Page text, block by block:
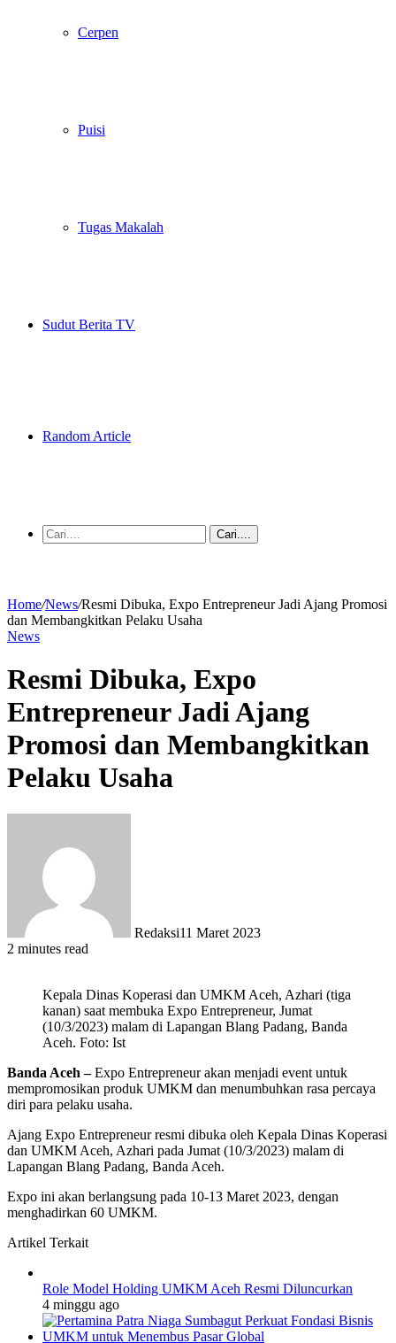
Cerpen
Puisi
Tugas Makalah
Sudut Berita TV
Random Article
Cari....
Home/News/Resmi Dibuka, Expo Entrepreneur Jadi Ajang Promosi
dan Membangkitkan Pelaku Usaha
News
Resmi Dibuka, Expo
Entrepreneur Jadi Ajang
Promosi dan Membangkitkan
Pelaku Usaha
Redaksi11 Maret 2023
2 minutes read
Kepala Dinas Koperasi dan UMKM Aceh, Azhari (tiga
kanan) saat membuka Expo Entrepreneur, Jumat
(10/3/2023) malam di Lapangan Blang Padang, Banda
Aceh. Foto: Ist
Banda Aceh –Expo Entrepreneur akan menjadi event untuk
mempromosikan produk UMKM dan menumbuhkan rasa percaya
diri para pelaku usaha.
Ajang Expo Entrepreneur resmi dibuka oleh Kepala Dinas Koperasi
dan UMKM Aceh, Azhari pada Jumat (10/3/2023) malam di
Lapangan Blang Padang, Banda Aceh.
Expo ini akan berlangsung pada 10-13 Maret 2023, dengan
menghadirkan 60 UMKM.
Artikel Terkait
Role Model Holding UMKM Aceh Resmi Diluncurkan
4 minggu ago